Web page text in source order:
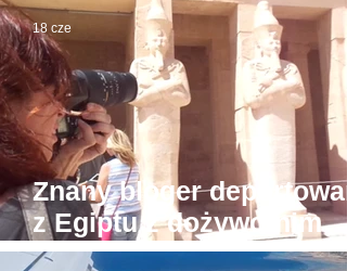
Znany bloger
z Egiptu z dożywotnim
zakazem powrotu
18 cze